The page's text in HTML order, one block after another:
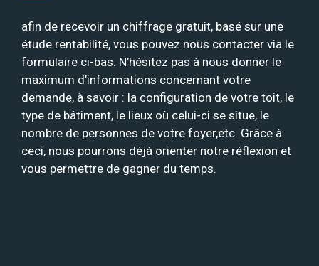
afin de recevoir un chiffrage gratuit, basé sur une
étude rentabilité, vous pouvez nous contacter via le
formulaire ci-bas. N’hésitez pas à nous donner le
maximum d’informations concernant votre
demande, à savoir : la configuration de votre toit, le
type de bâtiment, le lieux où celui-ci se situe, le
nombre de personnes de votre foyer,etc. Grâce à
ceci, nous pourrons déjà orienter notre réflexion et
vous permettre de gagner du temps.